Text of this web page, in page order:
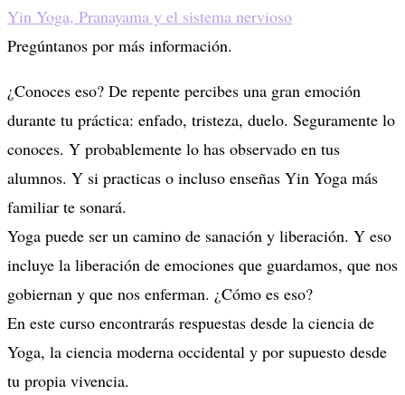
Yin Yoga, Pranayama y el sistema nervioso
Pregúntanos por más información.
¿Conoces eso? De repente percibes una gran emoción
durante tu práctica: enfado, tristeza, duelo. Seguramente lo
conoces. Y probablemente lo has observado en tus
alumnos. Y si practicas o incluso enseñas Yin Yoga más
familiar te sonará.
Yoga puede ser un camino de sanación y liberación. Y eso
incluye la liberación de emociones que guardamos, que nos
gobiernan y que nos enferman. ¿Cómo es eso?
En este curso encontrarás respuestas desde la ciencia de
Yoga, la ciencia moderna occidental y por supuesto desde
tu propia vivencia.